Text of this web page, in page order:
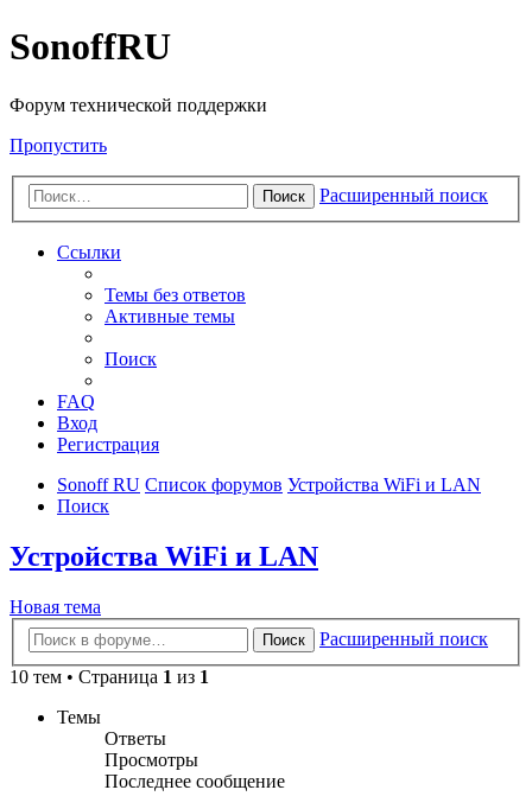
SonoffRU
Форум технической поддержки
Пропустить
Поиск Расширенный поиск
Ссылки
Темы без ответов
Активные темы
Поиск
FAQ
Вход
Регистрация
Sonoff RU Список форумов Устройства WiFi и LAN
Поиск
Устройства WiFi и LAN
Новая тема
Поиск
Расширенный поиск
10 тем • Страница 1 из 1
Темы
Ответы
Просмотры
Последнее сообщение